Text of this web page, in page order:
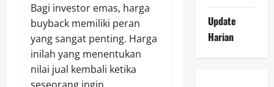
Bagi investor emas, harga
buyback memiliki peran
yang sangat penting. Harga
inilah yang menentukan
nilai jual kembali ketika
seseorang ingin
Update
Harian